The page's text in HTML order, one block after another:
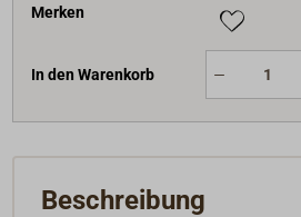
Merken
In den Warenkorb
Beschreibung